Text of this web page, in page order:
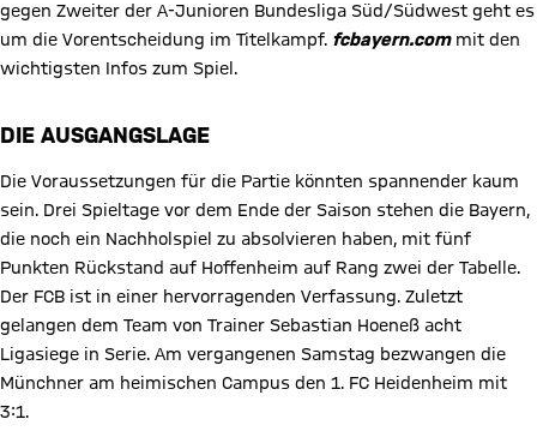
gegen Zweiter der A-Junioren Bundesliga Süd/Südwest geht es
um die Vorentscheidung im Titelkampf. fcbayern.commit den
wichtigsten Infos zum Spiel.
DIE AUSGANGSLAGE
Die Voraussetzungen für die Partie könnten spannender kaum
sein. Drei Spieltage vor dem Ende der Saison stehen die Bayern,
die noch ein Nachholspiel zu absolvieren haben, mit fünf
Punkten Rückstand auf Hoffenheim auf Rang zwei der Tabelle.
Der FCB ist in einer hervorragenden Verfassung. Zuletzt
gelangen dem Team von Trainer Sebastian Hoeneß acht
Ligasiege in Serie. Am vergangenen Samstag bezwangen die
Münchner am heimischen Campus den 1. FC Heidenheim mit
3:1.